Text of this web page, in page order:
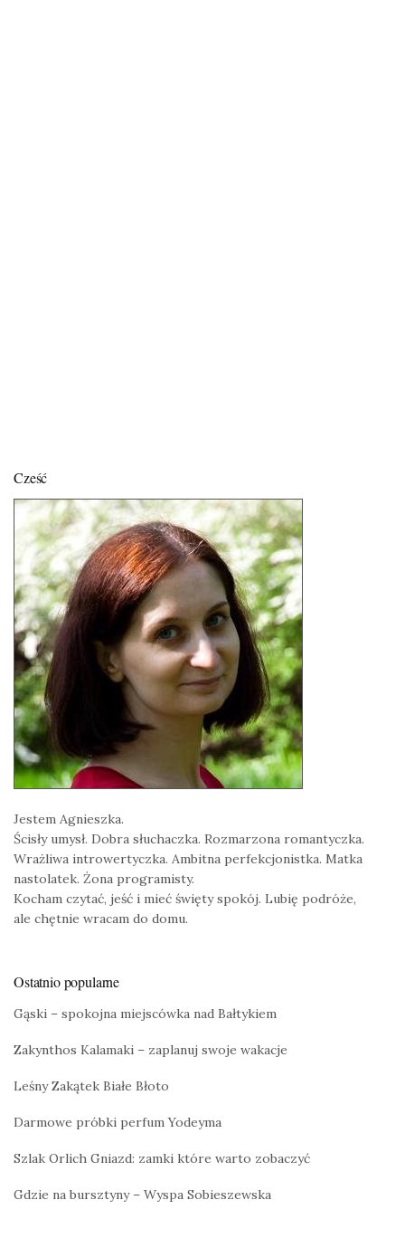
Cześć
Jestem Agnieszka.
Ścisły umysł. Dobra słuchaczka. Rozmarzona romantyczka.
Wrażliwa introwertyczka. Ambitna perfekcjonistka. Matka
nastolatek. Żona programisty.
Kocham czytać, jeść i mieć święty spokój. Lubię podróże,
ale chętnie wracam do domu.
Ostatnio popularne
Gąski – spokojna miejscówka nad Bałtykiem
Zakynthos Kalamaki – zaplanuj swoje wakacje
Leśny Zakątek Białe Błoto
Darmowe próbki perfum Yodeyma
Szlak Orlich Gniazd: zamki które warto zobaczyć
Gdzie na bursztyny – Wyspa Sobieszewska